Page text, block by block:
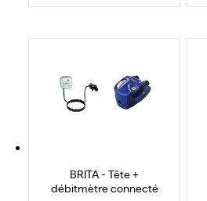
BRITA - Tête +
débitmètre connecté